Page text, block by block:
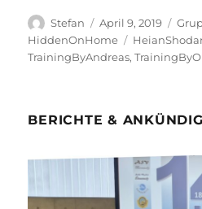
Autor
Stefan
Veröffentlicht
am
April 9, 2019
HiddenOnHome
TrainingByAndreas,
BERICHTE &